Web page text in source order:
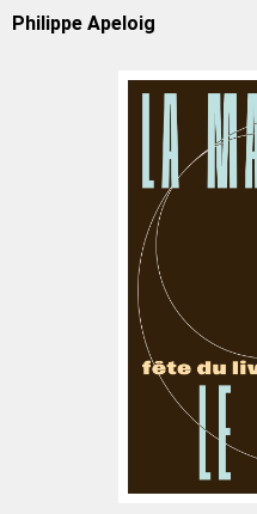
Philippe Apeloig